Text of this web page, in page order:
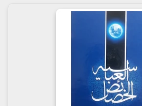
السلام) و خطبه فدکیّه مادرش زهرا
این خطبه ها در حالی ایراد می شد
در سینه داشت؛ گذشته از
و بی خواب بود، سختی سرپرستی
به دوش می کشید.
کوفه، آن خطبه فصیح، آتشین و
انبوه جمعیت تماشاچی ایراد فرمود،
دندان می گزیدند و با تعجب به هم
موقع پیرمردی چنان از سخنان